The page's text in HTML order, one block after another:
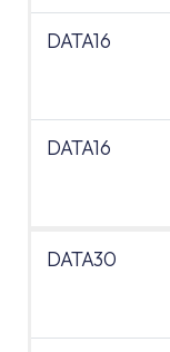
DATA16
DATA16
DATA30